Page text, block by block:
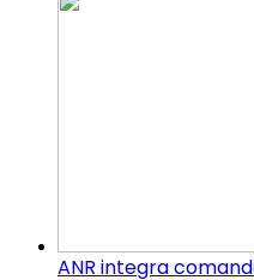
ANR integra